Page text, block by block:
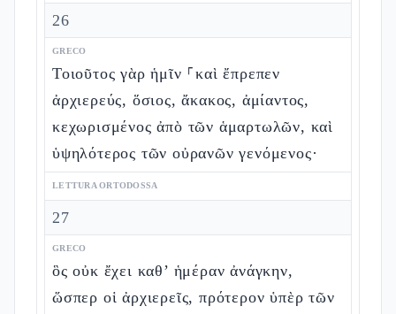
26
GRECO
Τοιοῦτος γὰρ ἡμῖν ⸀καὶ ἔπρεπεν
ἀρχιερεύς, ὅσιος, ἄκακος, ἀμίαντος,
κεχωρισμένος ἀπὸ τῶν ἁμαρτωλῶν, καὶ
ὑψηλότερος τῶν οὐρανῶν γενόμενος·
LETTURA ORTODOSSA
27
GRECO
ὃς οὐκ ἔχει καθ’ ἡμέραν ἀνάγκην,
ὥσπερ οἱ ἀρχιερεῖς, πρότερον ὑπὲρ τῶν